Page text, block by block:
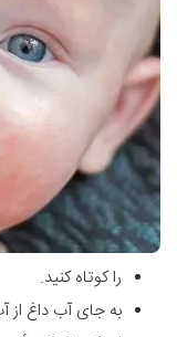
را کوتاه کنید.
به جای آب داغ از